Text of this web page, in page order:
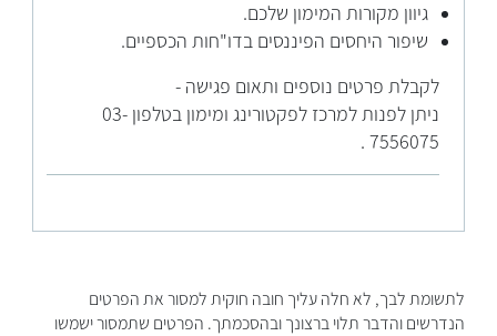
גיוון מקורות המימון שלכם.
שיפור היחסים הפיננסים בדו"חות הכספיים.
לקבלת פרטים נוספים ותאום פגישה -
ניתן לפנות למרכז לפקטורינג ומימון בטלפון 03-
7556075 .
לתשומת לבך, לא חלה עליך חובה חוקית למסור את הפרטים
הנדרשים והדבר תלוי ברצונך ובהסכמתך. ​הפרטים שתמסור ישמשו